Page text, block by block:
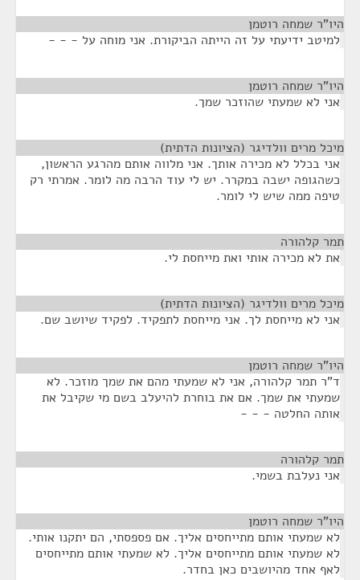
היו"ר שמחה רוטמן
למיטב ידיעתי על זה הייתה הביקורת. אני מוחה על - - -
היו"ר שמחה רוטמן
אני לא שמעתי שהוזכר שמך.
מיכל מרים וולדיגר (הציונות הדתית)
אני בכלל לא מכירה אותך. אני מלווה אותם מהרגע הראשון,
כשהגופה ישבה במקרר. יש לי עוד הרבה מה לומר. אמרתי רק
טיפה ממה שיש לי לומר.
תמר קלהורה
את לא מכירה אותי ואת מייחסת לי.
מיכל מרים וולדיגר (הציונות הדתית)
אני לא מייחסת לך. אני מייחסת לתפקיד. לפקיד שיושב שם.
היו"ר שמחה רוטמן
ד"ר תמר קלהורה, אני לא שמעתי מהם את שמך מוזכר. לא
שמעתי את שמך. אם את בוחרת להיעלב בשם מי שקיבל את
אותה החלטה - - -
תמר קלהורה
אני נעלבת בשמי.
היו"ר שמחה רוטמן
לא שמעתי אותם מתייחסים אליך. אם פספסתי, הם יתקנו אותי.
לא שמעתי אותם מתייחסים אליך. לא שמעתי אותם מתייחסים
לאף אחד מהיושבים כאן בחדר.